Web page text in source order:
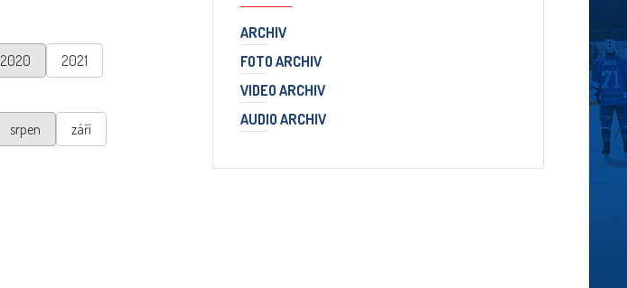
2020
2021
srpen
září
ARCHIV
FOTO ARCHIV
VIDEO ARCHIV
AUDIO ARCHIV